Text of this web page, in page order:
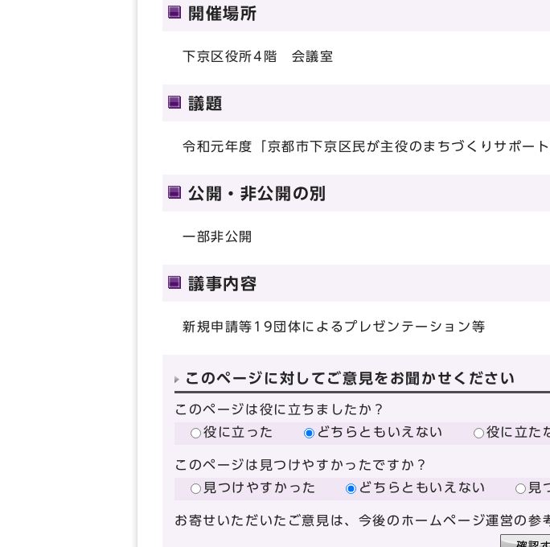
開催場所
下京区役所4階 会議室
議題
令和元年度「京都市下京区民が主役のまちづくりサポー
公開・非公開の別
一部非公開
議事内容
新規申請等19団体によるプレゼンテーション等
このページに対してご意見をお聞かせください
このページは役に立ちましたか？
役に立った
どちらともいえない 役に立た
このページは見つけやすかったですか？
見つけやすかった
どちらともいえない 見
お寄せいただいたご意見は、今後のホームページ運営の参